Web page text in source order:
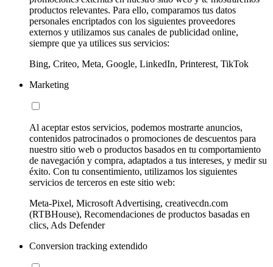
productos relevantes. Para ello, comparamos tus datos
personales encriptados con los siguientes proveedores
externos y utilizamos sus canales de publicidad online,
siempre que ya utilices sus servicios:
Bing, Criteo, Meta, Google, LinkedIn, Printerest, TikTok
Marketing
Al aceptar estos servicios, podemos mostrarte anuncios,
contenidos patrocinados o promociones de descuentos para
nuestro sitio web o productos basados en tu comportamiento
de navegación y compra, adaptados a tus intereses, y medir su
éxito. Con tu consentimiento, utilizamos los siguientes
servicios de terceros en este sitio web:
Meta-Pixel, Microsoft Advertising, creativecdn.com
(RTBHouse), Recomendaciones de productos basadas en
clics, Ads Defender
Conversion tracking extendido